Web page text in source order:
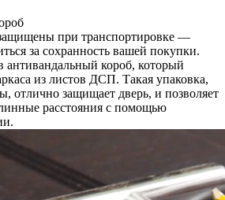
при транспортировке —
за сохранность вашей покупки.
короб, который
из листов ДСП. Такая упаковка,
отлично защищает дверь, и позволяет
расстояния с помощью